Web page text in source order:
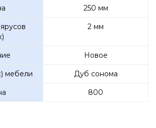
250 мм
2 мм
Новое
мебели Дуб сонома
800